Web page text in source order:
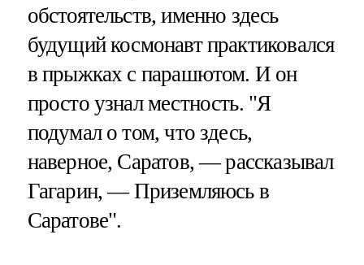
обстоятельств, именно здесь
будущий космонавт практиковался
в прыжках с парашютом. И он
просто узнал местность. "Я
подумал о том, что здесь,
наверное, Саратов, — рассказывал
Гагарин, — Приземляюсь в
Саратове".